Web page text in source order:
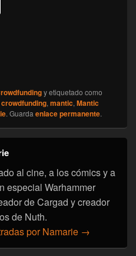
y etiquetado como
, mantic, Mantic
. Guarda enlace permanente.
al cine, a los cómics y a
especial Warhammer
de Cargad y creador
de Nuth.
por Namarie →